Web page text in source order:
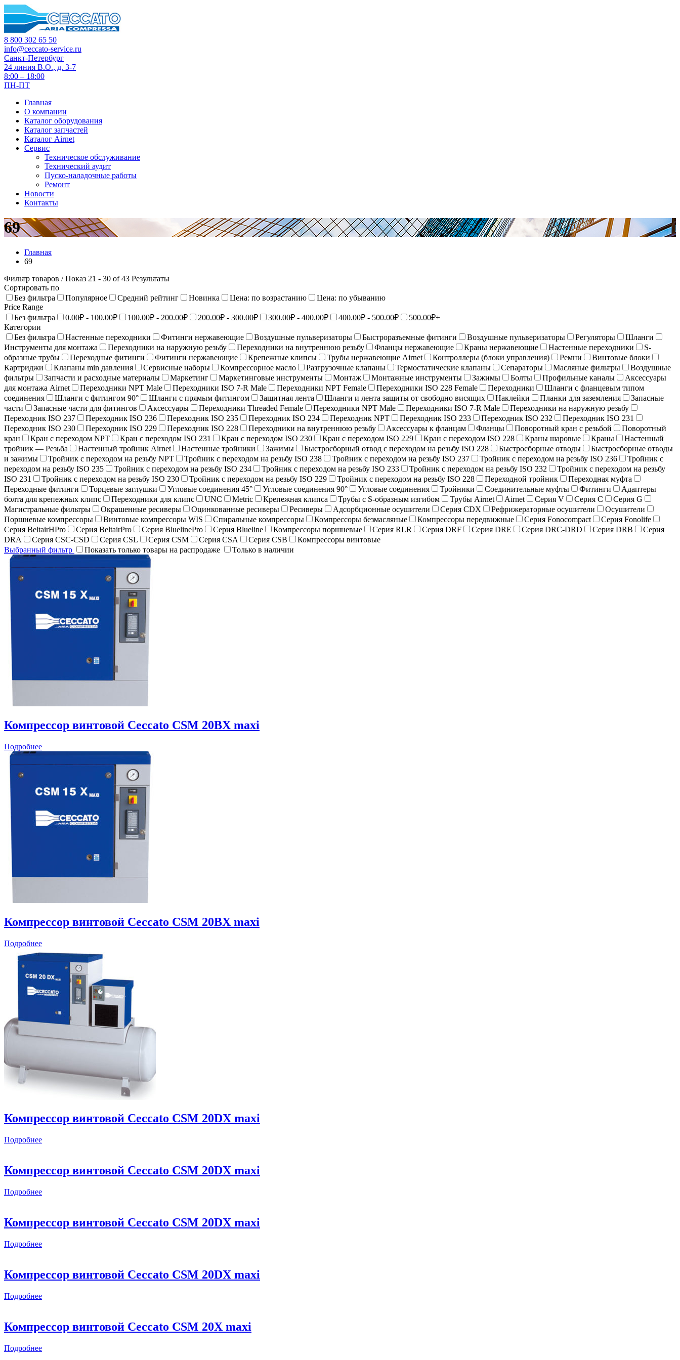
8 800 302 65 50
info@ceccato-service.ru
Санкт-Петербург
24 линия В.О., д. 3-7
8:00 – 18:00
ПН-ПТ
Главная
О компании
Каталог оборудования
Каталог запчастей
Каталог Airnet
Сервис
Техническое обслуживание
Технический аудит
Пуско-наладочные работы
Ремонт
Новости
Контакты
69
Главная
69
Фильтр товаров / Показ 21 - 30 of 43 Результаты
Сортировать по
Без фильтра
Популярное Средний рейтинг Новинка Цена: по возрастанию
Цена: по убыванию
Price Range
Без фильтра
0.00₽ - 100.00₽ 100.00₽ - 200.00₽ 200.00₽ - 300.00₽ 300.00₽ - 400.00₽ 400.00₽ - 500.00₽
500.00₽+
Категории
Без фильтра
Настенные переходники Фитинги нержавеющие Воздушные пульверизаторы Быстроразъемные фитинги Воздушные пульверизаторы Регуляторы
Шланги
Инструменты для монтажа
Переходники на наружную резьбу Переходники на внутреннюю резьбу Фланцы нержавеющие Краны нержавеющие Настенныe переходники
S-
образные трубы
Переходные фитинги Фитинги нержавеющие Крепежные клипсы Трубы нержавеющие Airnet Контроллеры (блоки управления) Ремни
Винтовые блоки
Картриджи
Клапаны min давления Сервисные наборы Компрессорное масло Разгрузочные клапаны Термостатические клапаны Сепараторы Масляные фильтры
Воздушные
фильтры
Запчасти и расходные материалы Маркетинг Маркетинговые инструменты Монтаж Монтажные инструменты Зажимы Болты Профильные каналы
Аксессуары
для монтажа Airnet
Переходники NPT Male Переходники ISO 7-R Male Переходники NPT Female Переходники ISO 228 Female Переходники
Шланги с фланцевым типом
соединения
Шланги с фитингом 90° Шланги с прямым фитингом Защитная лента Шланги и лента защиты от свободно висящих Наклейки Планки для заземления
Запасные
части
Запасные части для фитингов Аксессуары Переходники Threaded Female Переходники NPT Male Переходники ISO 7-R Male
Переходники на наружную резьбу
Переходник ISO 237
Переходник ISO 236 Переходник ISO 235 Переходник ISO 234 Переходник NPT Переходник ISO 233 Переходник ISO 232
Переходник ISO 231
Переходник ISO 230
Переходник ISO 229 Переходник ISO 228 Переходники на внутреннюю резьбу Аксессуары к фланцам Фланцы Поворотный кран c резьбой
Поворотный
кран
Кран с переходом NPT Кран с переходом ISO 231 Кран с переходом ISO 230 Кран с переходом ISO 229 Кран с переходом ISO 228 Краны шаровые Краны
Настенный
тройник — Резьба
Настенный тройник Airnet Настенные тройники Зажимы Быстросборный отвод с переходом на резьбу ISO 228 Быстросборные отводы
Быстросборные отводы
и зажимы
Тройник с переходом на резьбу NPT Тройник с переходом на резьбу ISO 238 Тройник с переходом на резьбу ISO 237 Тройник с переходом на резьбу ISO 236
Тройник с
переходом на резьбу ISO 235
Тройник с переходом на резьбу ISO 234 Тройник с переходом на резьбу ISO 233 Тройник с переходом на резьбу ISO 232
Тройник с переходом на резьбу
ISO 231
Тройник с переходом на резьбу ISO 230 Тройник с переходом на резьбу ISO 229 Тройник с переходом на резьбу ISO 228 Переходной тройник
Переходная муфта
Переходные фитинги
Торцевые заглушки Угловые соединения 45° Угловые соединения 90° Угловые соединения Тройники Соединительные муфты Фитинги
Адаптеры
болта для крепежных клипс
Переходники для клипс UNC Metric Крепежная клипса Трубы с S-образным изгибом Трубы Airnet Airnet Серия V Серия C
Серия G
Магистральные фильтры
Окрашенные ресиверы Оцинкованные ресиверы Ресиверы Адсорбционные осушители Серия CDX Рефрижераторные осушители
Осушители
Поршневые компрессоры
Винтовые компрессоры WIS Спиральные компрессоры Компрессоры безмасляные Компрессоры передвижные Серия Fonocompact
Серия Fonolife
Серия BeltairHPro
Серия BeltairPro Серия BluelinePro Серия Blueline Компрессоры поршневые Серия RLR Серия DRF Серия DRE Серия DRC-DRD Серия DRB
Серия
DRA
Серия CSC-CSD Серия CSL Серия CSM Серия CSA Серия CSB
Компрессоры винтовые
Выбранный фильтр
Показать только товары на распродаже Только в наличии
Компрессор винтовой Ceccato CSM 20BX maxi
Подробнее
Компрессор винтовой Ceccato CSM 20BX maxi
Подробнее
Компрессор винтовой Ceccato CSM 20DX maxi
Подробнее
Компрессор винтовой Ceccato CSM 20DX maxi
Подробнее
Компрессор винтовой Ceccato CSM 20DX maxi
Подробнее
Компрессор винтовой Ceccato CSM 20DX maxi
Подробнее
Компрессор винтовой Ceccato CSM 20X maxi
Подробнее